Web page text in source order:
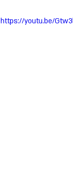
https://youtu.be/